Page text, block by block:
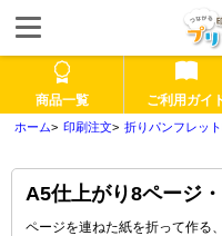
商品一覧 ご利用ガイ
印刷注文 折りパンフレッ
A5仕上がり8ページ
ページを連ねた紙を折って作る